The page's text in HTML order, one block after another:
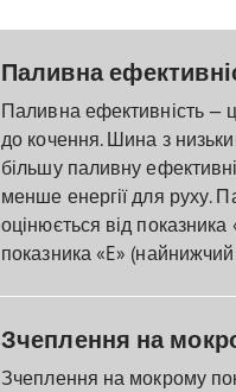
Паливна
Паливна ефективність —
до кочення. Шина з
більшу паливну
менше енергії для руху.
оцінюється від
показника «E» (найнижчий
Зчеплення на
Зчеплення на мокрому